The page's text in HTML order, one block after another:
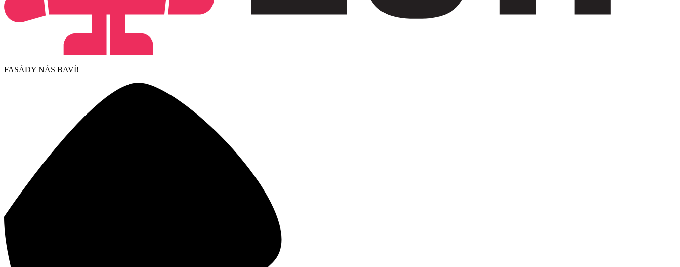
FASÁDY NÁS BAVÍ!